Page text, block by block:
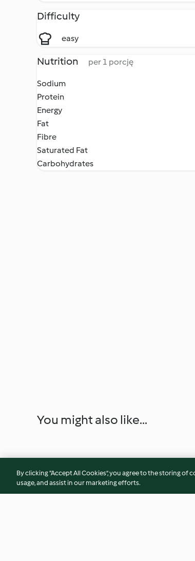
Difficulty
easy
Nutrition per 1 porcję
Sodium
Protein
Energy
Fat
Fibre
Saturated Fat
Carbohydrates
You might also like...
By clicking “Accept All Cookies”, you agree to the storing
usage, and assist in our marketing efforts.